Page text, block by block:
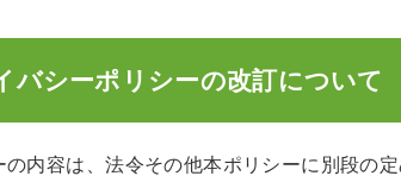
バシーポリシーの改訂について
の内容は、法令その他本ポリシーに別段の